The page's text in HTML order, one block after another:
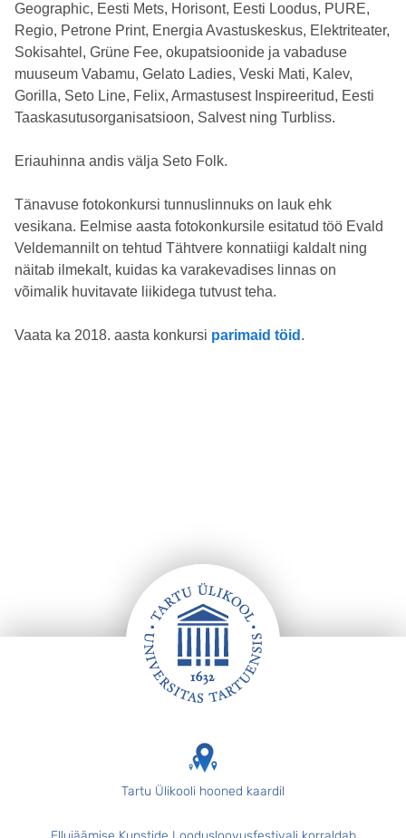
Geographic, Eesti Mets, Horisont, Eesti Loodus, PURE,
Regio, Petrone Print, Energia Avastuskeskus, Elektriteater,
Sokisahtel, Grüne Fee, okupatsioonide ja vabaduse
muuseum Vabamu, Gelato Ladies, Veski Mati, Kalev,
Gorilla, Seto Line, Felix, Armastusest Inspireeritud, Eesti
Taaskasutusorganisatsioon, Salvest ning Turbliss.
Eriauhinna andis välja Seto Folk.
Tänavuse fotokonkursi tunnuslinnuks on lauk ehk
vesikana. Eelmise aasta fotokonkursile esitatud töö Evald
Veldemannilt on tehtud Tähtvere konnatiigi kaldalt ning
näitab ilmekalt, kuidas ka varakevadises linnas on
võimalik huvitavate liikidega tutvust teha.
Vaata ka 2018. aasta konkursi parimaid töid .
Tartu Ülikooli hooned kaardil